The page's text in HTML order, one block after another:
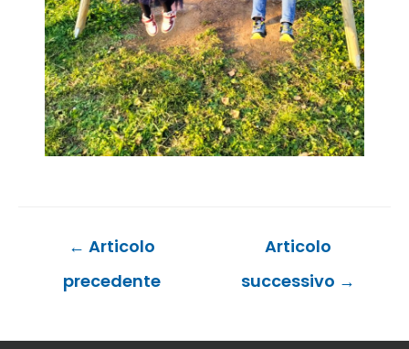
Navigazione
← Articolo
precedente
Articolo
successivo →